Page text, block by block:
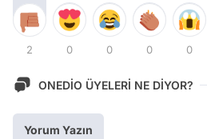
2 0 0 0 0
ONEDİO ÜYELERİ NE DİYOR?
Yorum Yazın